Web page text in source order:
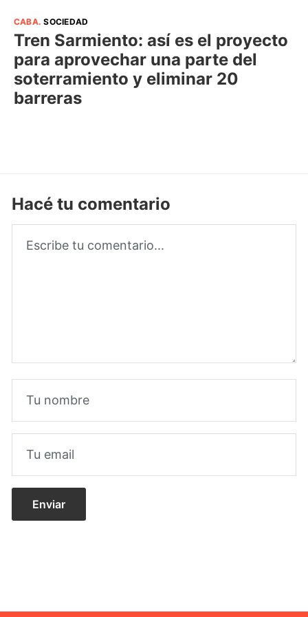
CABA.SOCIEDAD
Tren Sarmiento: así es el proyecto
para aprovechar una parte del
soterramiento y eliminar 20
barreras
Hacé tu comentario